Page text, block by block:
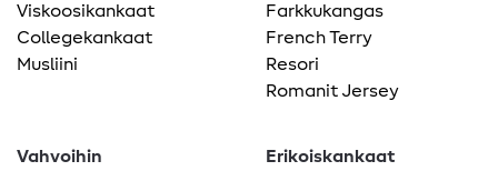
Viskoosikankaat
Collegekankaat
Musliini
Farkkukangas
French Terry
Resori
Romanit Jersey
Vahvoihin
Erikoiskankaat